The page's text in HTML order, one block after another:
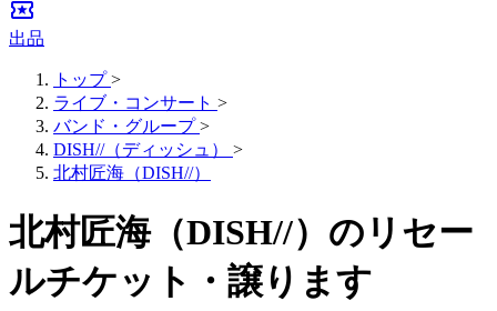
local_activity
出品
トップ >
ライブ・コンサート >
バンド・グループ >
DISH//（ディッシュ）
>
北村匠海（DISH//）
北村匠海（DISH//）のリセー
ルチケット・譲ります